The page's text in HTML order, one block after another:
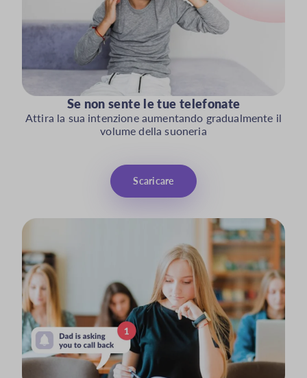
Se non sente le tue telefonate
Attira la sua intenzione aumentando gradualmente il
volume della suoneria
Scaricare